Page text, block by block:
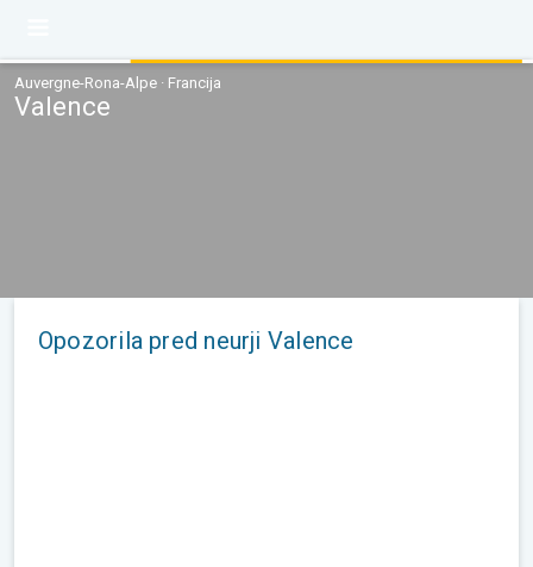
Auvergne-Rona-Alpe · Francija
Valence
Opozorila pred neurji Valence